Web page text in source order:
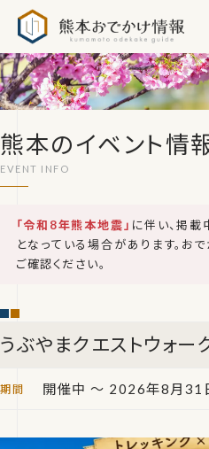
熊本のイベント情
「令和8年熊本地震」 に伴い、掲載
となっている場合があります。お
ご確認ください。
うぶやまクエストウォー
開催中 ～ 2026年8月31